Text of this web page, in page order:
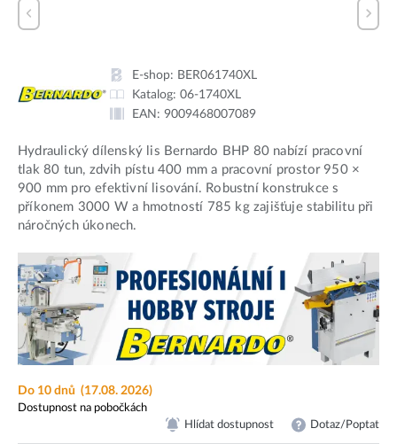
E-shop: BER061740XL
Katalog: 06-1740XL
EAN: 9009468007089
Hydraulický dílenský lis Bernardo BHP 80 nabízí pracovní
tlak 80 tun, zdvih pístu 400 mm a pracovní prostor 950 ×
900 mm pro efektivní lisování. Robustní konstrukce s
příkonem 3000 W a hmotností 785 kg zajišťuje stabilitu při
náročných úkonech.
Do 10 dnů (17.08. 2026)
Dostupnost na pobočkách
Hlídat dostupnost Dotaz/Poptat